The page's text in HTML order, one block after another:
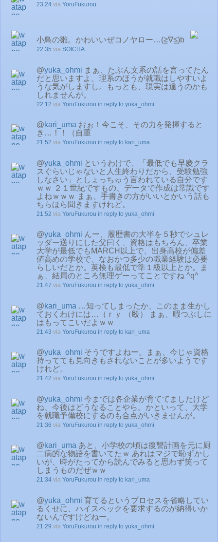
23:24 via YoruFukurou
小鳥の雛。かわいいぜコノヤロー…(≧∇≦)b
22:35 via SOICHA
@yuka_ohmi まぁ、たぶん文系の話を言ってたん
だと思いますよ、理系のほうが就職はしやすいよ
うな気がしますし。もっとも、現実は違うのかも
しれませんが。
22:12 via YoruFukurou in reply to yuka_ohmi
@kari_uma おぉ！今こそ、その力を発揮すると
き…！！（自重
21:52 via YoruFukurou in reply to kari_uma
@yuka_ohmi というわけで、「最低でも早慶クラ
スぐらいじゃないと人生終わりだから、受験勉強
しなさい」としょっちゅう言われている自分です
ｗｗ ２１世紀ですもの、データで作成は常識です
よねｗｗｗ まぁ、手書きの方がいいとかいう話も
ちらほら聞きますけれど。
21:52 via YoruFukurou in reply to yuka_ohmi
@yuka_ohmi んー、履歴書の大半を５秒でシュレ
ッダー送りにした父曰く、資格はもちろん、卒業
大学が最低でもMARCH以上で、出身高校が偏差
値高めの学校で、なおかつ多少の職業経験は必要
らしいだとか。英検も最低で準１級以上とか。ま
ぁ、結局のところ無理ゲーってことですね ^q^
21:47 via YoruFukurou in reply to yuka_ohmi
@kari_uma …知ってしまったか、このまま生かし
ておくわけには…（ｒｙ （殴） まぁ、暇つぶしに
はもってこいだよｗｗ
21:43 via YoruFukurou in reply to kari_uma
@yuka_ohmi そうですよねー。まぁ、今じゃ資格
持ってても見向きもされないことが多いようです
けれど。
21:42 via YoruFukurou in reply to yuka_ohmi
@yuka_ohmi 今までは各企業が育ててましたけど
ね、今後はどうなることやら。かといって、大学
を就職予備校にするのも合点がいきませんが。
21:36 via YoruFukurou in reply to yuka_ohmi
@kari_uma あと、小学校の頃は復讐計画を元に厨
二病的な物語を書いてたｗ あれはマジで恥ずかし
いが、時がたってから読んでみると思わず笑って
しまうものだぜｗｗ
21:34 via YoruFukurou in reply to kari_uma
@yuka_ohmi 育てるというプロセスを省略してい
るくせに、ハイスペックを要求するのが納得いか
ないんですけどねー。
21:29 via YoruFukurou in reply to yuka_ohmi